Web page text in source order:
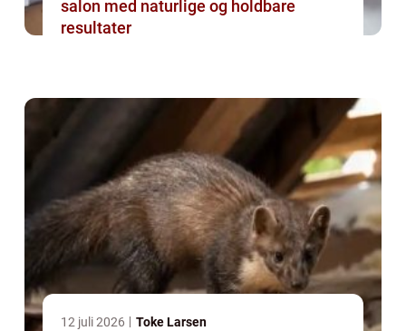
salon med naturlige og holdbare
resultater
12 juli 2026 Toke Larsen